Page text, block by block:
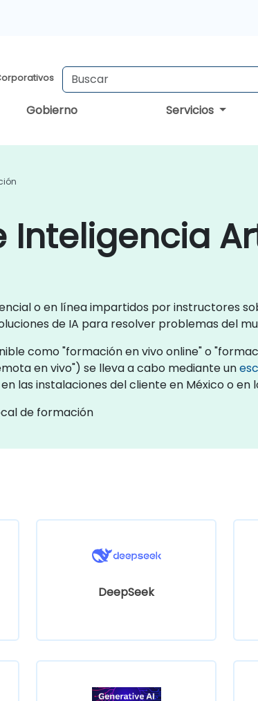
Gobierno Servicios
Inteligencia
o en línea impartidos por instructores
de IA para resolver problemas del
como "formación en vivo online" o
en vivo") se lleva a cabo mediante un
las instalaciones del cliente en México o
de formación
DeepSeek